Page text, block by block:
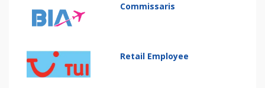
Commissaris
Retail Employee